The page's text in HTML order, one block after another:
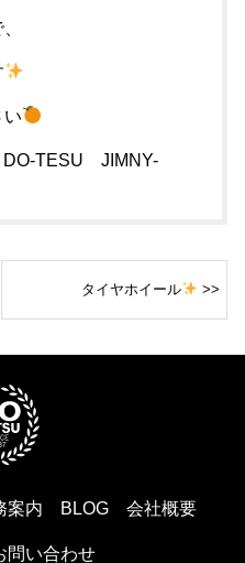
い
DO-TESU
JIMNY-
タイヤホイール >>
案内 BLOG 会社概要
問い合わせ